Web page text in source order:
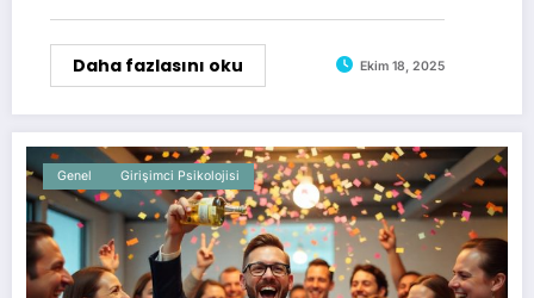
Daha fazlasını oku Ekim 18, 2025
Genel Girişimci Psikolojisi